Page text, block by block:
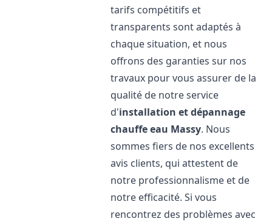
tarifs compétitifs et
transparents sont adaptés à
chaque situation, et nous
offrons des garanties sur nos
travaux pour vous assurer de la
qualité de notre service
d'installation et dépannage
chauffe eau Massy. Nous
sommes fiers de nos excellents
avis clients, qui attestent de
notre professionnalisme et de
notre efficacité. Si vous
rencontrez des problèmes avec